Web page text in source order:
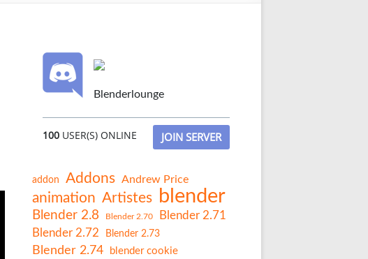
Blenderlounge
100USER(S) ONLINE JOIN SERVER
addon Addons Andrew Price
animation Artistes blender
Blender 2.8 Blender 2.70
Blender 2.71
Blender 2.72
Blender 2.73
Blender 2.74 blender cookie